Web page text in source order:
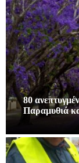
80
Παραμυθιά